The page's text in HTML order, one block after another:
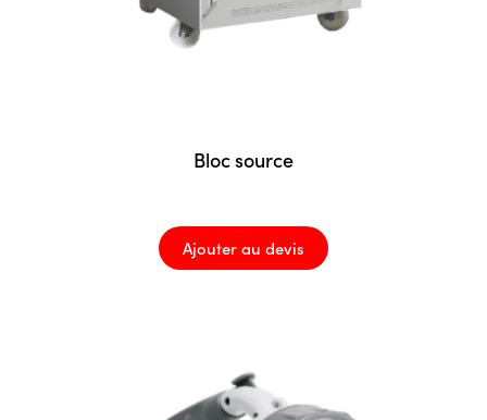
Bloc source
Ajouter au devis